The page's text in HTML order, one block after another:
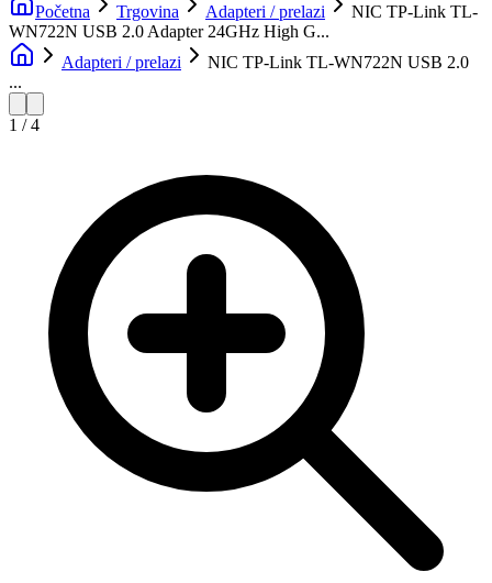
Početna Trgovina Adapteri / prelazi
NIC TP-Link TL-
WN722N USB 2.0 Adapter 24GHz High G...
Adapteri / prelazi
NIC TP-Link TL-WN722N USB 2.0
...
1 /4